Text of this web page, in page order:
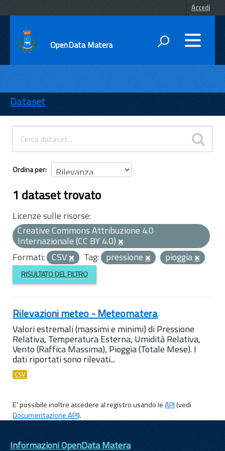
Accedi
OpenData Matera
ENTI
TEMI
INFORMAZIONI
Dataset
Ordina per
1 dataset trovato
Licenze sulle risorse:
Creative Commons Attribuzione 4.0
Internazionale (CC BY 4.0)
Formati: CSV Tag: pressione pioggia
RISULTATO DEL FILTRO
Rilevazioni meteo - Meteomatera
Valori estremali (massimi e minimi) di Pressione
Relativa, Temperatura Esterna, Umidità Relativa,
Vento (Raffica Massima), Pioggia (Totale Mese). I
dati riportati sono rilevati...
CSV
E' possibile inoltre accedere al registro usando leAPI(vedi
Documentazione API).
Informazioni OpenData Matera